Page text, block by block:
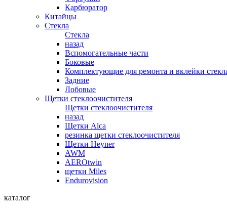
Карбюратор
Китайцы
Стекла
Стекла
назад
Вспомогательные части
Боковые
Комплектующие для ремонта и вклейки
Задние
Лобовые
Щетки стеклоочистителя
Щетки стеклоочистителя
назад
Щетки Alca
резинка щетки стеклоочистителя
Щетки Heyner
AWM
AEROtwin
щетки Miles
Endurovision
каталог